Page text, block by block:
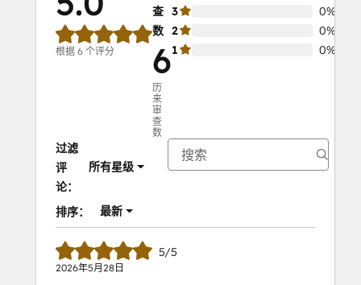
根据 6 个评分
查
数
6
历
来
审
查
数
3
0%
2
0%
1
0%
过滤
评
论：
所有星级
排序： 最新
5/5
2026年5月28日